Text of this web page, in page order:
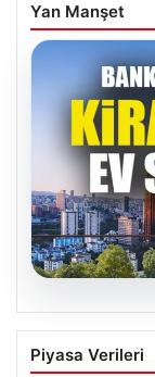
Yan Manşet
05.08.2026
DAP
güvencesi
Piyasa Verileri